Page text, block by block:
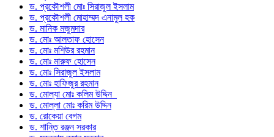
ড. প্রকৌশলী মোঃ সিরাজুল ইসলাম
ড. প্রকৌশলী মোহাম্মদ এনামুল হক
ড. মানিক মজুমদার
ড. মোঃ আলতাফ হোসেন
ড. মোঃ মশিউর রহমান
ড. মোঃ মারুফ হোসেন
ড. মোঃ সিরাজুল ইসলাম
ড. মোঃ হাফিজুর রহমান
ড. মোল্যা মোঃ কলিম উদ্দিন
ড. মোল্লা মোঃ করিম উদ্দিন
ড. রোকেয়া বেগম
ড. শান্তি রঞ্জন সরকার